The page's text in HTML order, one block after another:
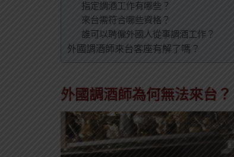
指定調酒工作有哪些？
來台需符合哪些資格？
誰可以聘僱外國人從事調酒工作？
外國調酒師來台客座有解了嗎？
外國調酒師為何無法來台？